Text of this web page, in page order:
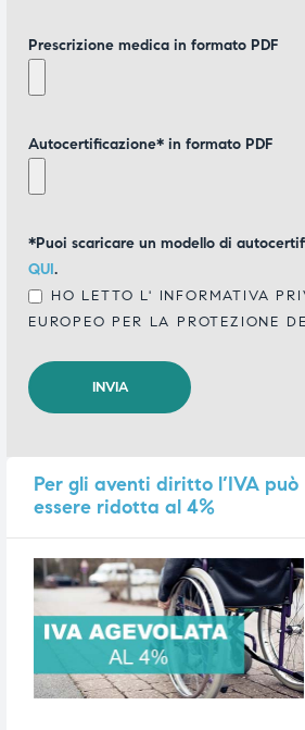
Prescrizione medica in formato PDF
Autocertificazione* in formato PDF
*Puoi scaricare un modello di
QUI.
HO LETTO L' INFORMATIVA
EUROPEO PER LA PROTEZIONE
Per gli aventi diritto l’IVA può
essere ridotta al 4%